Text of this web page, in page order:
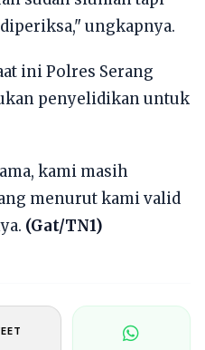
ungkapnya.
ini Polres Serang
penyelidikan untuk
kami masih
menurut kami valid
(Gat/TN1)